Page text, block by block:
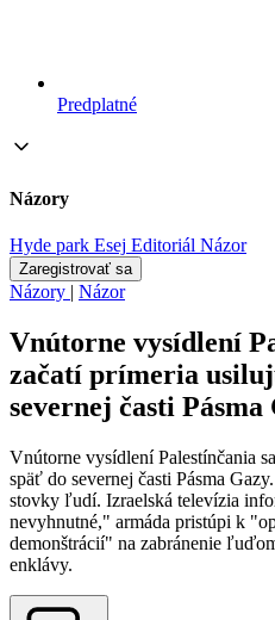
Predplatné
Názory
Hyde park Esej Editoriál Názor
Zaregistrovať sa
Názory | Názor
Vnútorne vysídlení
začatí prímeria
severnej časti Pásma
Vnútorne vysídlení Palestínčania
späť do severnej časti Pásma
stovky ľudí. Izraelská televízia
nevyhnutné," armáda pristúpi k
demonštrácií" na zabránenie
enklávy.